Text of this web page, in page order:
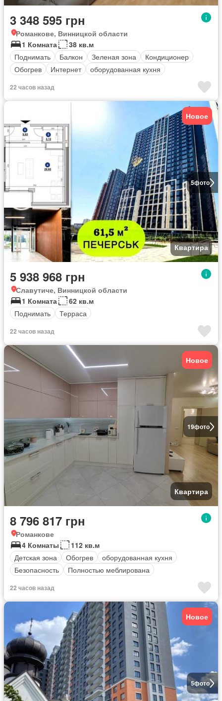
3 348 595 грн
Романкове, Винницкой области
1 Комната
38 кв.м
Поднимать
Балкон Зеленая зона
Кондиционер
Обогрев
Интернет оборудованная кухня
22 часов назад
5фото
Новое
Квартира
5 938 968 грн
Славутиче, Винницкой области
1 Комната
62 кв.м
Поднимать
Терраса
22 часов назад
19фото
Новое
Квартира
8 796 817 грн
Романкове
4 Комнаты
112 кв.м
Детская зона
Обогрев
оборудованная кухня
Безопасность
Полностью меблирована
22 часов назад
5фото
Новое